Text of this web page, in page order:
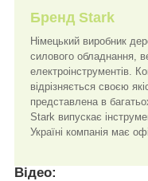
Бренд Stark
Німецький виробник
силового обладнання,
електроінструментів.
відрізняється своєю
представлена в
Stark випускає
Україні компанія має
Відео: